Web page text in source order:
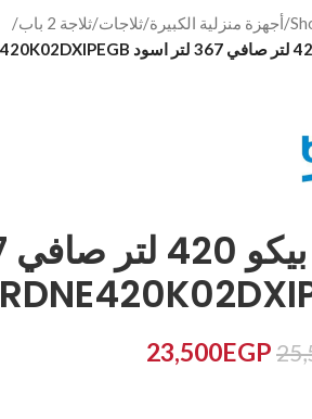
/أجهزة منزلية الكبيرة/ثلاجات/ثلاجة 2 باب
/
23,500EGP